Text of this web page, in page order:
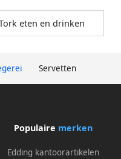
Servetten
eten en drinken
Populaire merken
Edding kantoorartikelen